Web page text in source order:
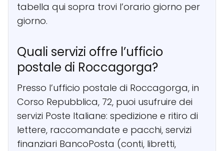
tabella qui sopra trovi l’orario giorno per
giorno.
Quali servizi offre l’ufficio
postale di Roccagorga?
Presso l’ufficio postale di Roccagorga, in
Corso Repubblica, 72, puoi usufruire dei
servizi Poste Italiane: spedizione e ritiro di
lettere, raccomandate e pacchi, servizi
finanziari BancoPosta (conti, libretti,